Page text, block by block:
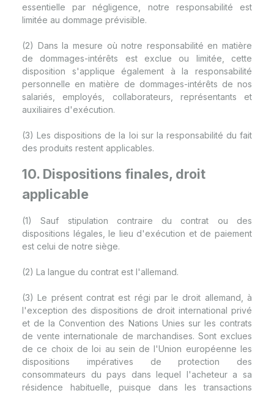
essentielle par négligence, notre responsabilité est
limitée au dommage prévisible.
(2) Dans la mesure où notre responsabilité en matière
de dommages-intérêts est exclue ou limitée, cette
disposition s'applique également à la responsabilité
personnelle en matière de dommages-intérêts de nos
salariés, employés, collaborateurs, représentants et
auxiliaires d'exécution.
(3) Les dispositions de la loi sur la responsabilité du fait
des produits restent applicables.
10. Dispositions finales, droit
applicable
(1) Sauf stipulation contraire du contrat ou des
dispositions légales, le lieu d'exécution et de paiement
est celui de notre siège.
(2) La langue du contrat est l'allemand.
(3) Le présent contrat est régi par le droit allemand, à
l'exception des dispositions de droit international privé
et de la Convention des Nations Unies sur les contrats
de vente internationale de marchandises. Sont exclues
de ce choix de loi au sein de l'Union européenne les
dispositions impératives de protection des
consommateurs du pays dans lequel l'acheteur a sa
résidence habituelle, puisque dans les transactions